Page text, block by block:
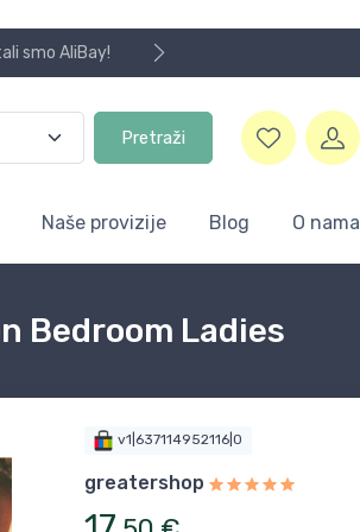
smo AliBay!
Pretraži
Naše provizije Blog O nama
Bedroom Ladies
v1|637114952116|0
greatershop